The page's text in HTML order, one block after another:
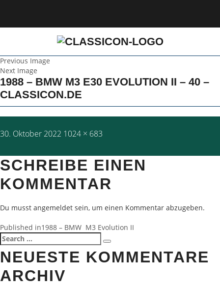
Previous Image
Next Image
1988 – BMW M3 E30 EVOLUTION II – 40 –
CLASSICON.DE
Posted
30. Oktober 2022 Full
1024 × 683
SCHREIBE EINEN
KOMMENTAR
Du musst angemeldet sein, um einen Kommentar abzugeben.
BEITRAGSNAVIGATION
Published in1988 – BMW M3 Evolution II
Search
for:
Search
NEUESTE KOMMENTARE
ARCHIV